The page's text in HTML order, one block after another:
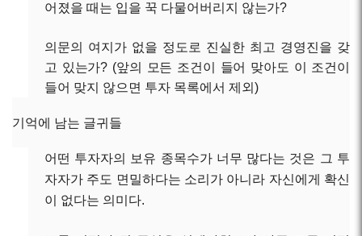
어졌을 때는 입을 꾹 다물어버리지 않는가?
의문의 여지가 없을 정도로 진실한 최고 경영진을 갖
고 있는가? (앞의 모든 조건이 들어 맞아도 이 조건이
들어 맞지 않으면 투자 목록에서 제외 )
기억에 남는 글귀들
어떤 투자자의
보유 종목수가 너무 많다는 것은 그 투
자자가 주도 면밀하다는 소리가 아니라 자신에게 확신
이 없다는 의미 다.